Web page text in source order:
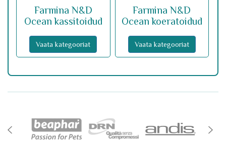
Farmina N&D
Ocean kassitoidud
Vaata kategooriat
Farmina N&D
Ocean koeratoidud
Vaata kategooriat